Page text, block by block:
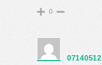
0
07140512